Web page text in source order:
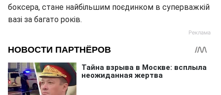
боксера, стане найбільшим поєдинком в суперважкій
вазі за багато років.